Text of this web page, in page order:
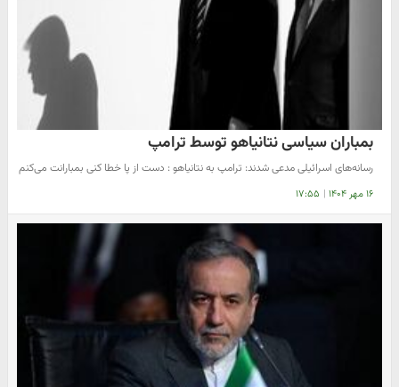
بمباران سیاسی نتانیاهو توسط ترامپ
رسانه‌های اسرائیلی مدعی شدند: ترامپ به نتانیاهو : دست از پا خطا کنی بمبارانت می‌کنم
۱۶ مهر ۱۴۰۴ | ۱۷:۵۵